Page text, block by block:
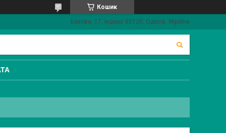
Кошик
Базова, 17, індекс 65120, Одеса, Україна